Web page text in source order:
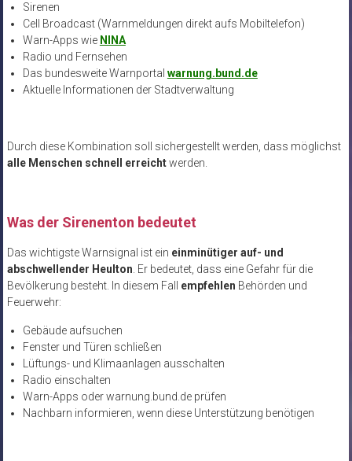
Sirenen
Cell Broadcast (Warnmeldungen direkt aufs Mobiltelefon)
Warn-Apps wie NINA
Radio und Fernsehen
Das bundesweite Warnportal warnung.bund.de
Aktuelle Informationen der Stadtverwaltung
Durch diese Kombination soll sichergestellt werden, dass möglichst
alle Menschen schnell erreichtwerden.
Was der Sirenenton bedeutet
Das wichtigste Warnsignal ist ein einminütiger auf- und
abschwellender Heulton. Er bedeutet, dass eine Gefahr für die
Bevölkerung besteht. In diesem Fall empfehlen Behörden und
Feuerwehr:
Gebäude aufsuchen
Fenster und Türen schließen
Lüftungs- und Klimaanlagen ausschalten
Radio einschalten
Warn-Apps oder warnung.bund.de prüfen
Nachbarn informieren, wenn diese Unterstützung benötigen